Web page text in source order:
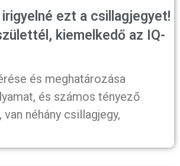
ezt a csillagjegyet!
kiemelkedő az IQ-
és meghatározása
és számos tényező
néhány csillagjegy,